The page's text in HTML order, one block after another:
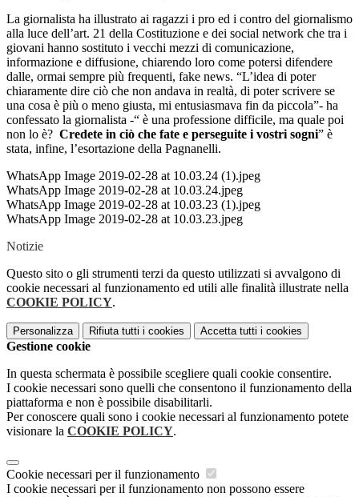
La giornalista ha illustrato ai ragazzi i pro ed i contro del giornalismo
alla luce dell’art. 21 della Costituzione e dei social network che tra i
giovani hanno sostituto i vecchi mezzi di comunicazione,
informazione e diffusione, chiarendo loro come potersi difendere
dalle, ormai sempre più frequenti, fake news. “L’idea di poter
chiaramente dire ciò che non andava in realtà, di poter scrivere se
una cosa è più o meno giusta, mi entusiasmava fin da piccola”- ha
confessato la giornalista -“ è una professione difficile, ma quale poi
non lo è? Credete in ciò che fate e perseguite i vostri sogni” è
stata, infine, l’esortazione della Pagnanelli.
WhatsApp Image 2019-02-28 at 10.03.24 (1).jpeg
WhatsApp Image 2019-02-28 at 10.03.24.jpeg
WhatsApp Image 2019-02-28 at 10.03.23 (1).jpeg
WhatsApp Image 2019-02-28 at 10.03.23.jpeg
Notizie
Questo sito o gli strumenti terzi da questo utilizzati si avvalgono di
cookie necessari al funzionamento ed utili alle finalità illustrate nella
COOKIE POLICY.
Personalizza Rifiuta tutti i cookies Accetta tutti i cookies
Gestione cookie
In questa schermata è possibile scegliere quali cookie consentire.
I cookie necessari sono quelli che consentono il funzionamento della
piattaforma e non è possibile disabilitarli.
Per conoscere quali sono i cookie necessari al funzionamento potete
visionare la COOKIE POLICY.
Cookie necessari per il funzionamento
I cookie necessari per il funzionamento non possono essere